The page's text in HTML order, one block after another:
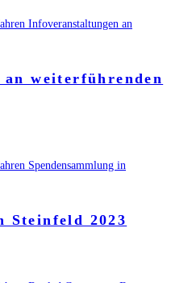
weiterführenden
Steinfeld 2023